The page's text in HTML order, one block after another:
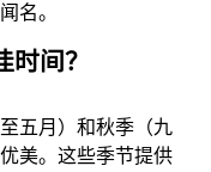
名。
间？
五月）和秋季（九
美。这些季节提供